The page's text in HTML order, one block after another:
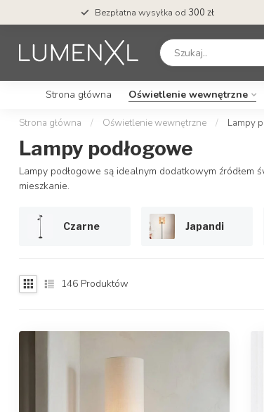
50dni na zwrot towaru
Strona główna Oświetlenie wewnętrzne
Strona główna / Oświetlenie wewnętrzne / Lampy
Lampy podłogowe
Lampy podłogowe są idealnym dodatkowym
mieszkanie.
Czarne Japandi
146 Produktów